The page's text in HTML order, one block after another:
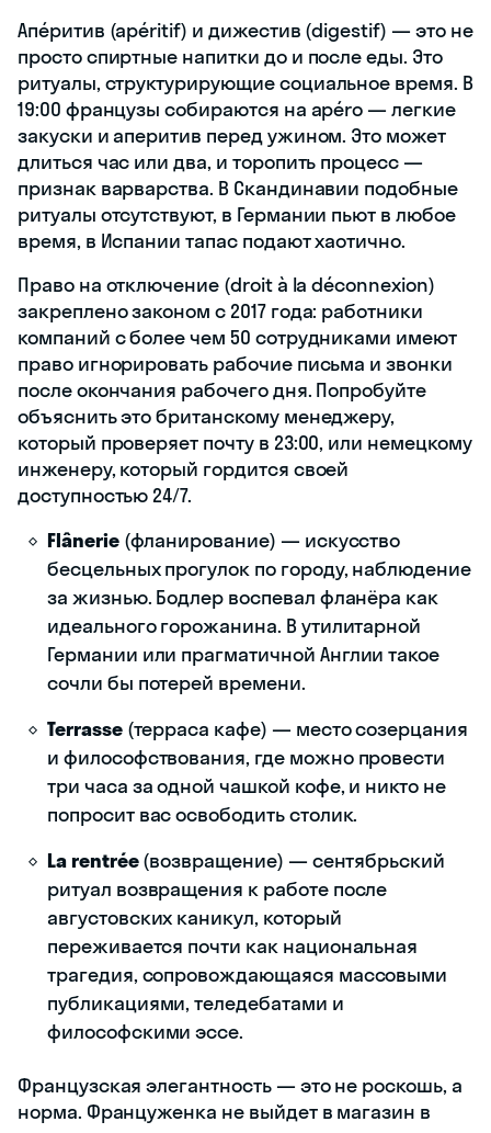
Апéритив (apéritif) и дижестив (digestif) — это не
просто спиртные напитки до и после еды. Это
ритуалы, структурирующие социальное время. В
19:00 французы собираются на apéro — легкие
закуски и аперитив перед ужином. Это может
длиться час или два, и торопить процесс —
признак варварства. В Скандинавии подобные
ритуалы отсутствуют, в Германии пьют в любое
время, в Испании тапас подают хаотично.
Право на отключение (droit à la déconnexion)
закреплено законом с 2017 года: работники
компаний с более чем 50 сотрудниками имеют
право игнорировать рабочие письма и звонки
после окончания рабочего дня. Попробуйте
объяснить это британскому менеджеру,
который проверяет почту в 23:00, или немецкому
инженеру, который гордится своей
доступностью 24/7.
Flânerie(фланирование) — искусство
бесцельных прогулок по городу, наблюдение
за жизнью. Бодлер воспевал фланёра как
идеального горожанина. В утилитарной
Германии или прагматичной Англии такое
сочли бы потерей времени.
Terrasse(терраса кафе) — место созерцания
и философствования, где можно провести
три часа за одной чашкой кофе, и никто не
попросит вас освободить столик.
La rentrée(возвращение) — сентябрьский
ритуал возвращения к работе после
августовских каникул, который
переживается почти как национальная
трагедия, сопровождающаяся массовыми
публикациями, теледебатами и
философскими эссе.
Французская элегантность — это не роскошь, а
норма. Француженка не выйдет в магазин в